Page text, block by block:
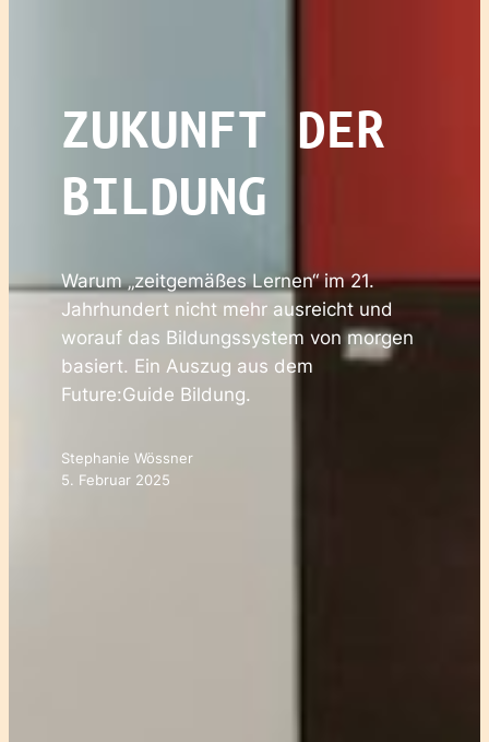
ZUKUNFT DER
BILDUNG
Warum „zeitgemäßes Lernen“ im 21.
Jahrhundert nicht mehr ausreicht und
worauf das Bildungssystem von morgen
basiert. Ein Auszug aus dem
Future:Guide Bildung.
Stephanie Wössner
5. Februar 2025